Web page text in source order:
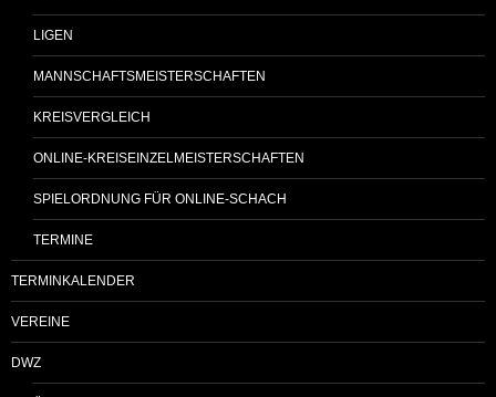
LIGEN
MANNSCHAFTSMEISTERSCHAFTEN
KREISVERGLEICH
ONLINE-KREISEINZELMEISTERSCHAFTEN
SPIELORDNUNG FÜR ONLINE-SCHACH
TERMINE
TERMINKALENDER
VEREINE
DWZ